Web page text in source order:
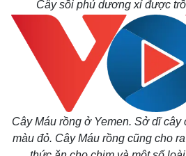
Thế giới
Quan sát
Cuộc sống đó đây
Ảnh
E-
Cây sồi phủ dương xỉ được
Cây Máu rồng ở Yemen. Sở dĩ
màu đỏ. Cây Máu rồng cũng cho